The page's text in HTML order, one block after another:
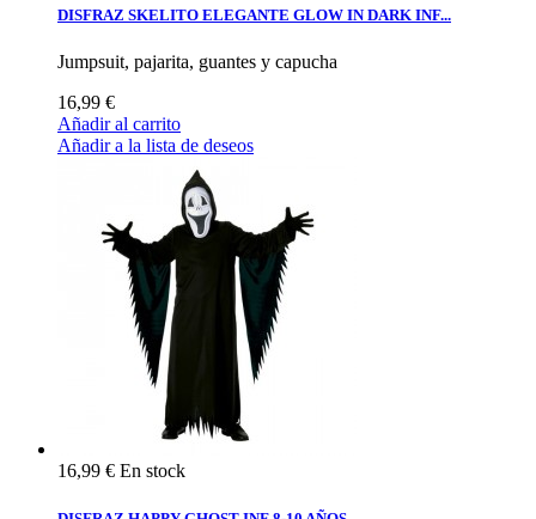
DISFRAZ SKELITO ELEGANTE GLOW IN DARK INF...
Jumpsuit, pajarita, guantes y capucha
16,99 €
Añadir al carrito
Añadir a la lista de deseos
16,99 € En stock